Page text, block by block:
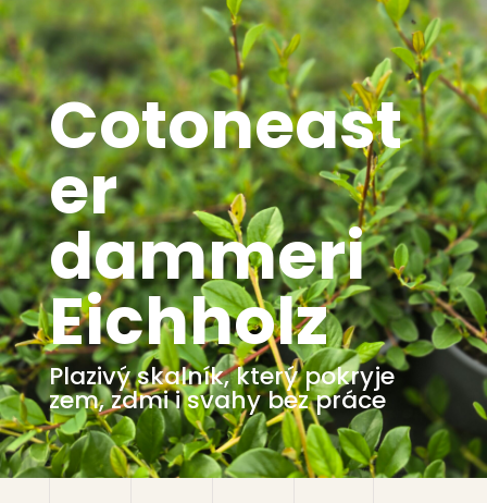
Cotoneast
er
dammeri
Eichholz
Plazivý skalník, který pokryje
zem, zdmi i svahy bez práce